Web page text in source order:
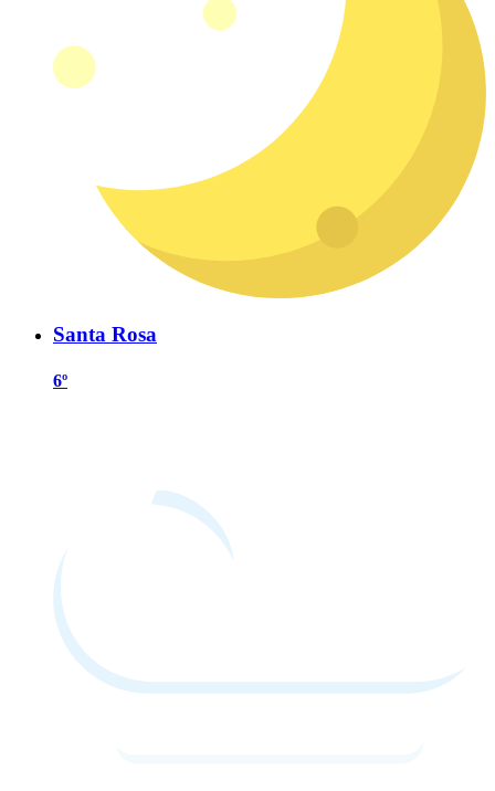
Santa Rosa
6º